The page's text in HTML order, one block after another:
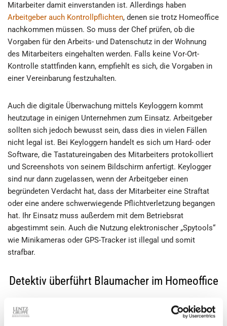
Mitarbeiter damit einverstanden ist. Allerdings haben
Arbeitgeber auch Kontrollpflichten, denen sie trotz Homeoffice
nachkommen müssen. So muss der Chef prüfen, ob die
Vorgaben für den Arbeits- und Datenschutz in der Wohnung
des Mitarbeiters eingehalten werden. Falls keine Vor-Ort-
Kontrolle stattfinden kann, empfiehlt es sich, die Vorgaben in
einer Vereinbarung festzuhalten.
Auch die digitale Überwachung mittels Keyloggern kommt
heutzutage in einigen Unternehmen zum Einsatz. Arbeitgeber
sollten sich jedoch bewusst sein, dass dies in vielen Fällen
nicht legal ist. Bei Keyloggern handelt es sich um Hard- oder
Software, die Tastatureingaben des Mitarbeiters protokolliert
und Screenshots von seinem Bildschirm anfertigt. Keylogger
sind nur dann zugelassen, wenn der Arbeitgeber einen
begründeten Verdacht hat, dass der Mitarbeiter eine Straftat
oder eine andere schwerwiegende Pflichtverletzung begangen
hat. Ihr Einsatz muss außerdem mit dem Betriebsrat
abgestimmt sein. Auch die Nutzung elektronischer „Spytools“
wie Minikameras oder GPS-Tracker ist illegal und somit
strafbar.
Detektiv überführt Blaumacher im Homeoffice
verletzt er schnell das Persönlichkeitsrecht des Arbeitnehmers